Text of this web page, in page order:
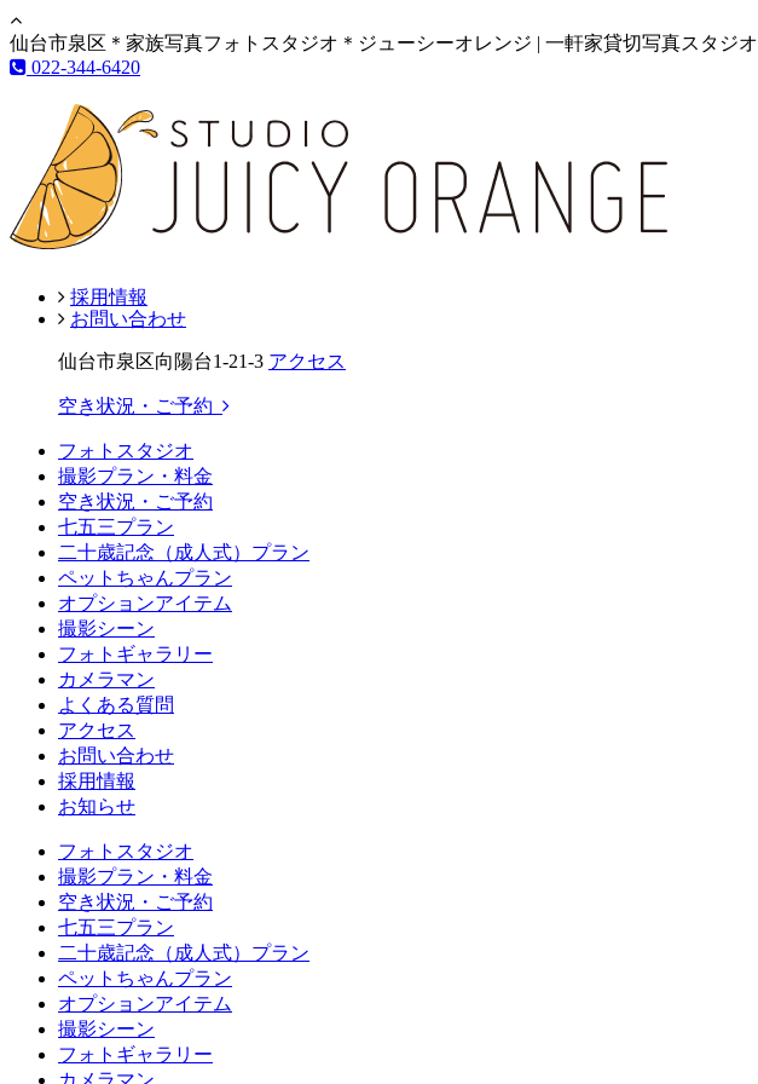
仙台市泉区＊家族写真フォトスタジオ＊ジューシーオレンジ | 一軒家貸切写真スタジオ
022-344-6420
採用情報
お問い合わせ
仙台市泉区向陽台1-21-3 アクセス
空き状況・ご予約
フォトスタジオ
撮影プラン・料金
空き状況・ご予約
七五三プラン
二十歳記念（成人式）プラン
ペットちゃんプラン
オプションアイテム
撮影シーン
フォトギャラリー
カメラマン
よくある質問
アクセス
お問い合わせ
採用情報
お知らせ
フォトスタジオ
撮影プラン・料金
空き状況・ご予約
七五三プラン
二十歳記念（成人式）プラン
ペットちゃんプラン
オプションアイテム
撮影シーン
フォトギャラリー
カメラマン